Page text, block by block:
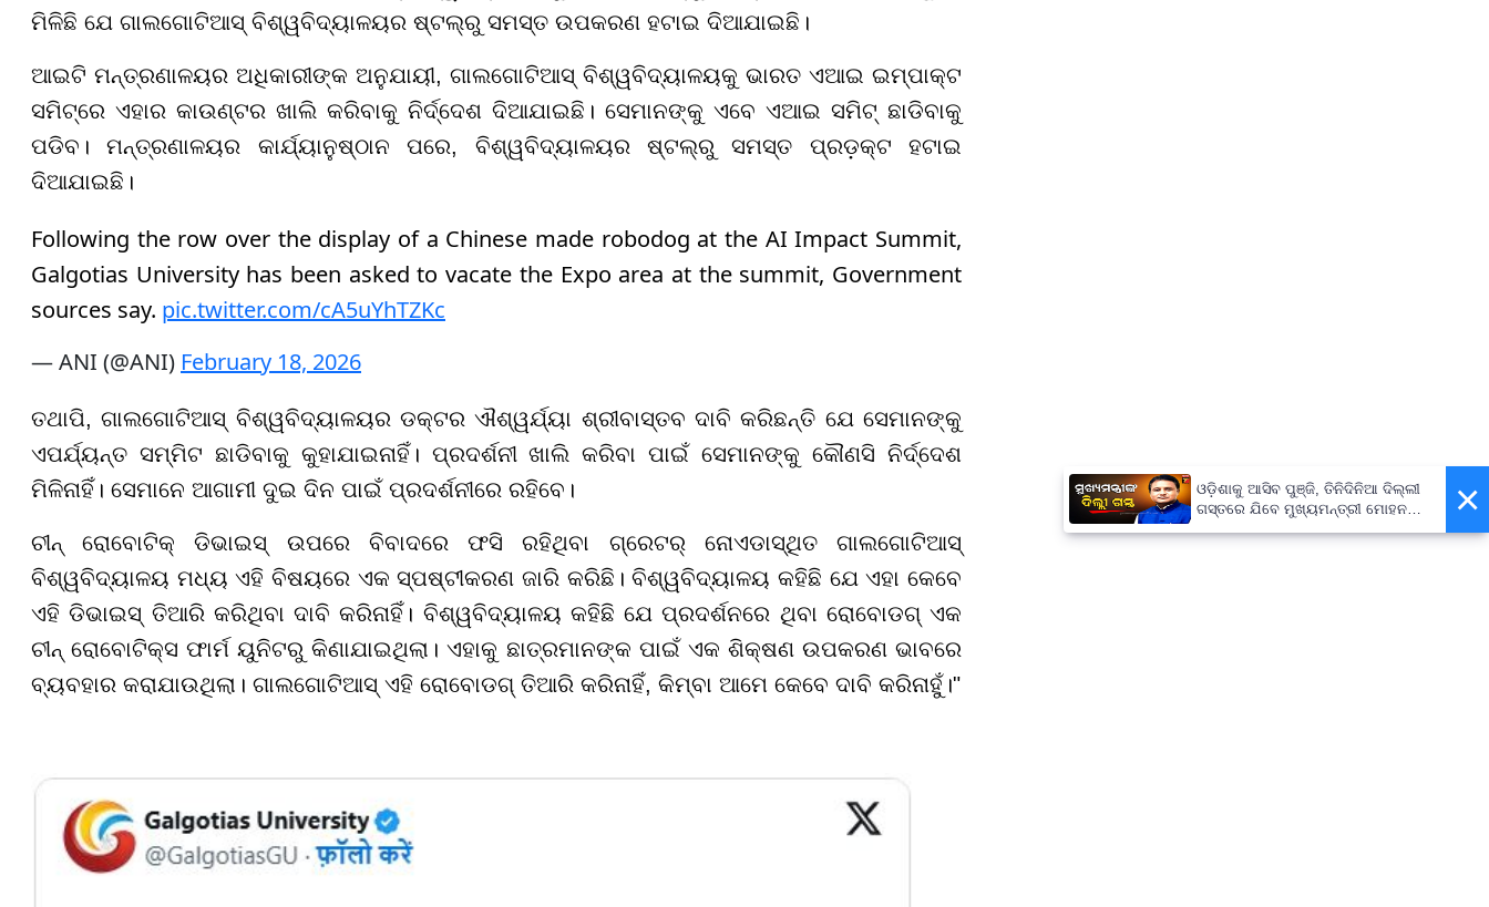
ମିଳିଛି ଯେ ଗାଲଗୋଟିଆସ୍ ବିଶ୍ୱବିଦ୍ୟାଳୟର ଷ୍ଟଲ୍ରୁ ସମସ୍ତ ଉପକରଣ ହଟାଇ ଦିଆଯାଇଛି।
ଆଇଟି ମନ୍ତ୍ରଣାଳୟର ଅଧିକାରୀଙ୍କ ଅନୁଯାୟୀ, ଗାଲଗୋଟିଆସ୍ ବିଶ୍ୱବିଦ୍ୟାଳୟକୁ ଭାରତ ଏଆଇ ଇମ୍ପାକ୍ଟ
ସମିଟ୍ରେ ଏହାର କାଉଣ୍ଟର ଖାଲି କରିବାକୁ ନିର୍ଦ୍ଦେଶ ଦିଆଯାଇଛି। ସେମାନଙ୍କୁ ଏବେ ଏଆଇ ସମିଟ୍ ଛାଡିବାକୁ
ପଡିବ। ମନ୍ତ୍ରଣାଳୟର କାର୍ଯ୍ୟାନୁଷ୍ଠାନ ପରେ, ବିଶ୍ୱବିଦ୍ୟାଳୟର ଷ୍ଟଲ୍ରୁ ସମସ୍ତ ପ୍ରଡ଼କ୍ଟ ହଟାଇ
ଦିଆଯାଇଛି।
Following the row over the display of a Chinese made robodog at the AI Impact Summit,
Galgotias University has been asked to vacate the Expo area at the summit, Government
sources say. pic.twitter.com/cA5uYhTZKc
— ANI (@ANI) February 18, 2026
ତଥାପି, ଗାଲଗୋଟିଆସ୍ ବିଶ୍ୱବିଦ୍ୟାଳୟର ଡକ୍ଟର ଐଶ୍ୱର୍ଯ୍ୟା ଶ୍ରୀବାସ୍ତବ ଦାବି କରିଛନ୍ତି ଯେ ସେମାନଙ୍କୁ
ଏପର୍ଯ୍ୟନ୍ତ ସମ୍ମିଟ ଛାଡିବାକୁ କୁହାଯାଇନାହିଁ। ପ୍ରଦର୍ଶନୀ ଖାଲି କରିବା ପାଇଁ ସେମାନଙ୍କୁ କୌଣସି ନିର୍ଦ୍ଦେଶ
ମିଳିନାହିଁ। ସେମାନେ ଆଗାମୀ ଦୁଇ ଦିନ ପାଇଁ ପ୍ରଦର୍ଶନୀରେ ରହିବେ।
ଚୀନ୍ ରୋବୋଟିକ୍ ଡିଭାଇସ୍ ଉପରେ ବିବାଦରେ ଫସି ରହିଥିବା ଗ୍ରେଟର୍ ନୋଏଡାସ୍ଥିତ ଗାଲଗୋଟିଆସ୍
ବିଶ୍ୱବିଦ୍ୟାଳୟ ମଧ୍ୟ ଏହି ବିଷୟରେ ଏକ ସ୍ପଷ୍ଟୀକରଣ ଜାରି କରିଛି। ବିଶ୍ୱବିଦ୍ୟାଳୟ କହିଛି ଯେ ଏହା କେବେ
ଏହି ଡିଭାଇସ୍ ତିଆରି କରିଥିବା ଦାବି କରିନାହିଁ। ବିଶ୍ୱବିଦ୍ୟାଳୟ କହିଛି ଯେ ପ୍ରଦର୍ଶନରେ ଥିବା ରୋବୋଡଗ୍ ଏକ
ଚୀନ୍ ରୋବୋଟିକ୍ସ ଫାର୍ମ ୟୁନିଟରୁ କିଣାଯାଇଥିଲା। ଏହାକୁ ଛାତ୍ରମାନଙ୍କ ପାଇଁ ଏକ ଶିକ୍ଷଣ ଉପକରଣ ଭାବରେ
ବ୍ୟବହାର କରାଯାଉଥିଲା। ଗାଲଗୋଟିଆସ୍ ଏହି ରୋବୋଡଗ୍ ତିଆରି କରିନାହିଁ, କିମ୍ବା ଆମେ କେବେ ଦାବି କରିନାହୁଁ।"
×
ଓଡ଼ିଶାକୁ ଆସିବ ପୁଞ୍ଜି, ତିନିଦିନିଆ ଦିଲ୍ଲୀ
ଗସ୍ତରେ ଯିବେ ମୁଖ୍ୟମନ୍ତ୍ରୀ ମୋହନ